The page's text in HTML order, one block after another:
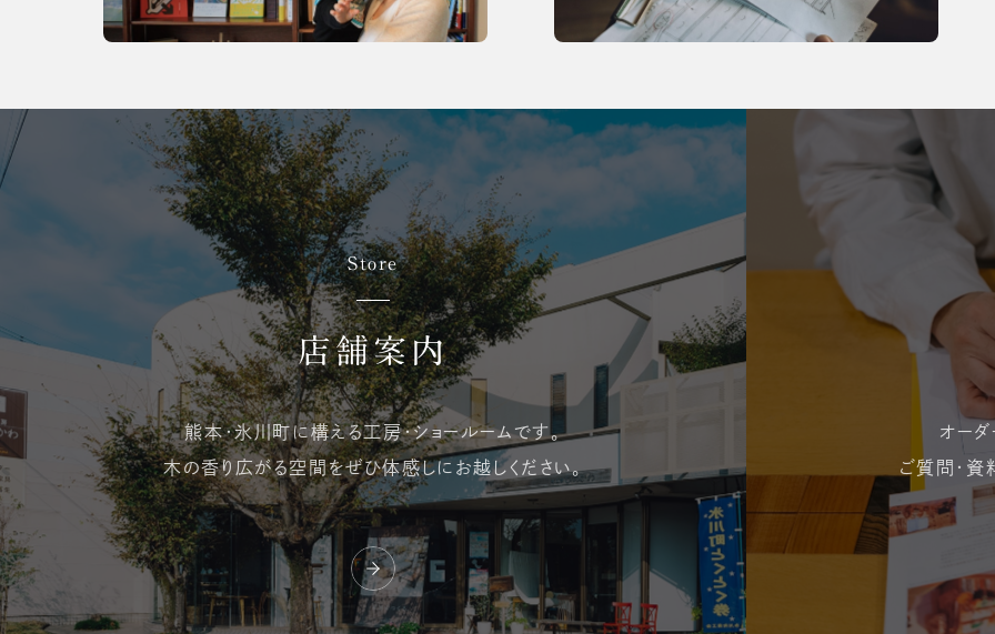
Store
店舗案内
熊本・氷川町に構える工房・ショールームです。
木の香り広がる空間をぜひ体感しにお越しください。
オーダ
ご質問・資